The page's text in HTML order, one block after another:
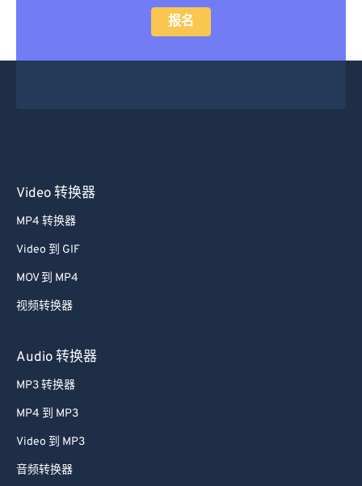
报名
Video 转换器
MP4 转换器
Video 到 GIF
MOV 到 MP4
视频转换器
Audio 转换器
MP3 转换器
MP4 到 MP3
Video 到 MP3
音频转换器